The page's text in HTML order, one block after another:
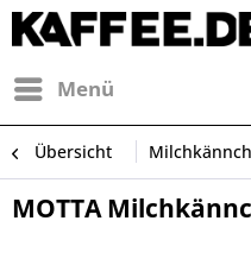
Menü
Übersicht
MOTTA